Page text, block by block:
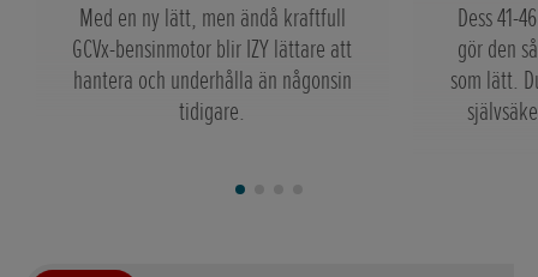
Med en ny lätt, men ändå kraftfull
GCVx-bensinmotor blir IZY lättare att
hantera och underhålla än någonsin
tidigare.
Dess 41-
gör den
som lätt.